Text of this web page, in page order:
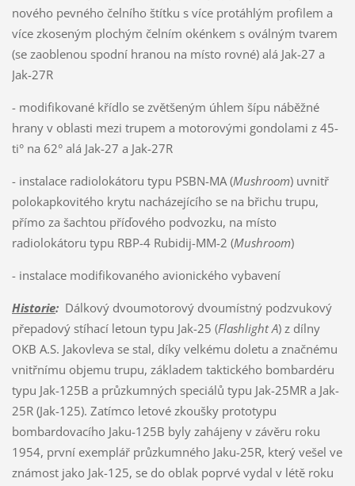
nového pevného čelního štítku s více protáhlým profilem a
více zkoseným plochým čelním okénkem s oválným tvarem
(se zaoblenou spodní hranou na místo rovné) alá Jak-27 a
Jak-27R
- modifikované křídlo se zvětšeným úhlem šípu náběžné
hrany v oblasti mezi trupem a motorovými gondolami z 45-
ti° na 62° alá Jak-27 a Jak-27R
- instalace radiolokátoru typu PSBN-MA (Mushroom) uvnitř
polokapkovitého krytu nacházejícího se na břichu trupu,
přímo za šachtou příďového podvozku, na místo
radiolokátoru typu RBP-4 Rubidij-MM-2 (Mushroom)
- instalace modifikovaného avionického vybavení
Historie:Dálkový dvoumotorový dvoumístný podzvukový
přepadový stíhací letoun typu Jak-25 (Flashlight A) z dílny
OKB A.S. Jakovleva se stal, díky velkému doletu a značnému
vnitřnímu objemu trupu, základem taktického bombardéru
typu Jak-125B a průzkumných speciálů typu Jak-25MR a Jak-
25R (Jak-125). Zatímco letové zkoušky prototypu
bombardovacího Jaku-125B byly zahájeny v závěru roku
1954, první exemplář průzkumného Jaku-25R, který vešel ve
známost jako Jak-125, se do oblak poprvé vydal v létě roku